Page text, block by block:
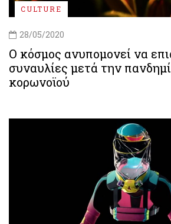
CULTURE
28/05/2020
Ο κόσμος ανυπομονεί να
συναυλίες μετά την
κορωνοϊού